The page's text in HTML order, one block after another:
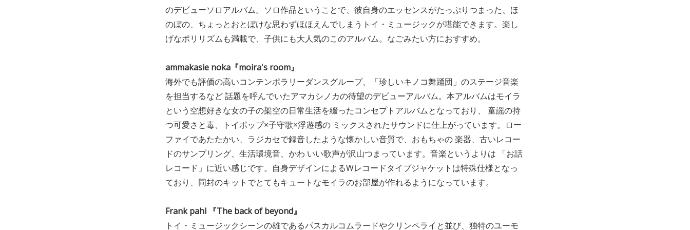
のデビューソロアルバム。ソロ作品ということで、彼自身のエッセンスがたっぷりつまった、ほ
のぼの、ちょっとおとぼけな思わずほほえんでしまうトイ・ミュージックが堪能できます。楽し
げなポリリズムも満載で、子供にも大人気のこのアルバム。なごみたい方におすすめ。
ammakasie noka『moira's room』
海外でも評価の高いコンテンポラリーダンスグループ、「珍しいキノコ舞踊団」のステージ音楽
を担当するなど 話題を呼んでいたアマカシノカの待望のデビューアルバム。本アルバムはモイラ
という空想好きな女の子の架空の日常生活を綴ったコンセプトアルバムとなっており、 童謡の持
つ可愛さと毒、トイポップ×子守歌×浮遊感の ミックスされたサウンドに仕上がっています。ロー
ファイであたたかい、ラジカセで録音したような懐かしい音質で、おもちゃの 楽器、古いレコー
ドのサンプリング、生活環境音、かわ いい歌声が沢山つまっています。音楽というよりは 「お話
レコード」に近い感じです。自身デザインによるWレコードタイプジャケットは特殊仕様となっ
ており、同封のキットでとてもキュートなモイラのお部屋が作れるようになっています。
Frank pahl 『The back of beyond』
トイ・ミュージックシーンの雄であるパスカルコムラードやクリンペライと並び、独特のユーモ